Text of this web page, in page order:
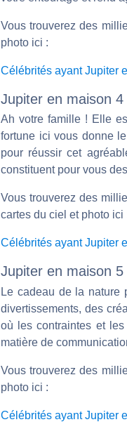
Vous trouverez des
photo ici :
Célébrités ayant Jupiter
Jupiter en maison 4
Ah votre famille ! Elle
fortune ici vous donne
pour réussir cet
constituent pour vous
Vous trouverez des
cartes du ciel et photo ici
Célébrités ayant Jupiter
Jupiter en maison 5
Le cadeau de la nature
divertissements, des
où les contraintes et
matière de
Vous trouverez des
photo ici :
Célébrités ayant Jupiter